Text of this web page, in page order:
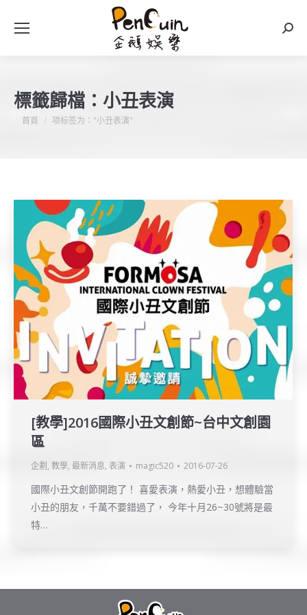
搜
標籤歸檔： 小丑表演
您在這裡：
首頁 项标签为："小丑表演"
[教學]2016國際小丑文創節~台中文創園
區
企劃 , 教學, 最新消息, 表演 magic520 2016-07-26
國際小丑文創節開跑了！ 喜愛表演，熱愛小丑，想體驗當
小丑的朋友，千萬不要錯過了， 今年十月26~30號將是最
特…